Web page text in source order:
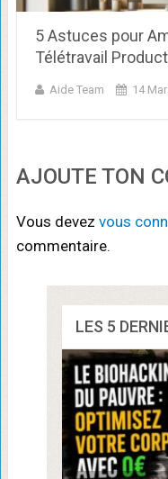
5 Astuces pour
Télétravail
Aide Team 14
AJOUTE TON
Vous devez vous
commentaire.
LES 5